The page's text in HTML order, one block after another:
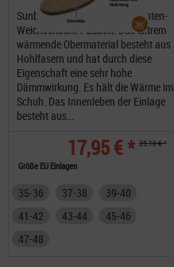
Sunbed Fire mit einem 5-Schichten-
Weichschaum-Fußbett. Das extrem
wärmende Obermaterial besteht aus
Hohlfasern und hat durch diese
Eigenschaft eine sehr hohe
Dämmwirkung. Es hält die Wärme im
Schuh. Das Innenleben der Einlage
besteht aus...
17,95 € * 25,10 € *
Größe EU Einlagen
35-36 37-38
39-40
41-42
43-44
45-46
47-48